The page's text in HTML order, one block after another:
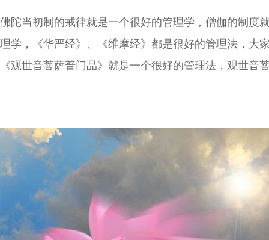
佛陀当初制的戒律就是一个很好的管理学，僧伽的制度
理学，《华严经》、《维摩经》都是很好的管理法，大
《观世音菩萨普门品》就是一个很好的管理法，观世音